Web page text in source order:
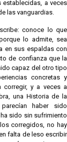
a veces
las vanguardias.
conoce lo que
lo admite, sea
en sus espaldas con
de confianza que la
capaz del otro tipo
concretas y
corregir, y a veces a
una Historia de la
haber sido
sido sin sufrimiento
corregidos, no hay
falta de leso escribir